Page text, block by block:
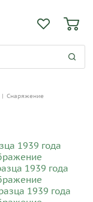
| Снаряжение